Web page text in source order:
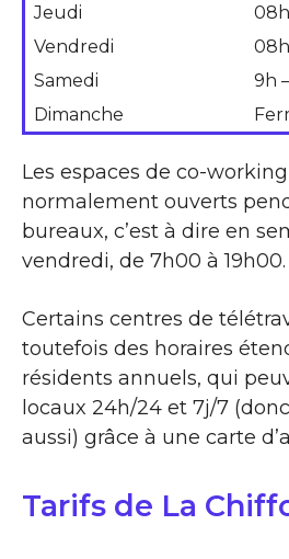
Jeudi
08h
Vendredi
08h
Samedi
9h
Dimanche
Les espaces de co-
normalement ouverts
bureaux, c’est à dire en
vendredi, de 7h00 à 19h00.
Certains centres de
toutefois des horaires
résidents annuels, qui
locaux 24h/24 et 7j/7
aussi) grâce à une carte
Tarifs de La